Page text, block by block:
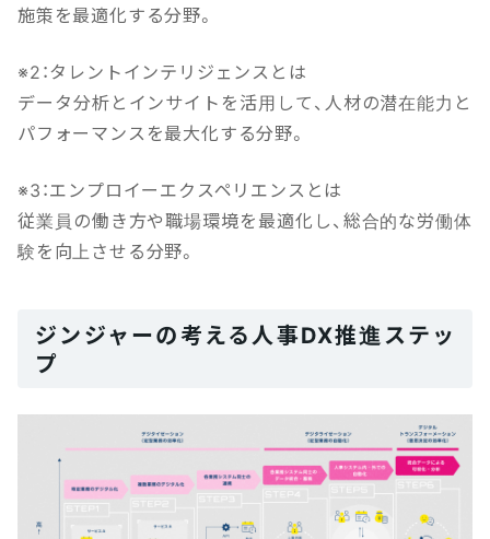
施策を最適化する分野。
※2：タレントインテリジェンスとは
データ分析とインサイトを活用して、人材の潜在能力と
パフォーマンスを最大化する分野。
※3：エンプロイーエクスペリエンスとは
従業員の働き方や職場環境を最適化し、総合的な労働体
験を向上させる分野。
ジンジャーの考える人事DX推進ステッ
プ